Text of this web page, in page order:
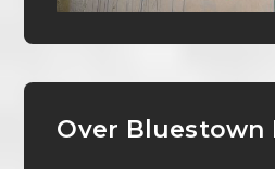
Over Bluestown